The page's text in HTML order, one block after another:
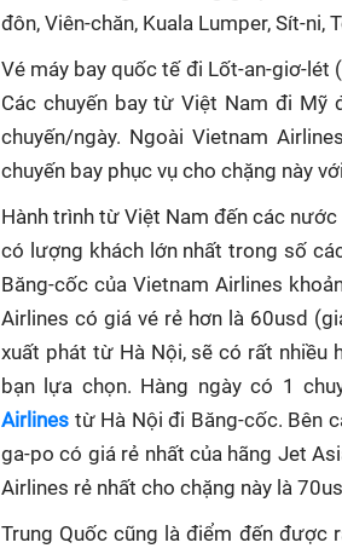
đôn, Viên-chăn, Kuala Lumper, Sít-ni,
Vé máy bay quốc tế đi Lốt-an-giơ-lét
Các chuyến bay từ Việt Nam đi Mỹ
chuyến/ngày. Ngoài Vietnam
chuyến bay phục vụ cho chặng này
Hành trình từ Việt Nam đến các
có lượng khách lớn nhất trong số
Băng-cốc của Vietnam Airlines
Airlines có giá vé rẻ hơn là 60usd
xuất phát từ Hà Nội, sẽ có rất nhiều
bạn lựa chọn. Hàng ngày có 1
Airlines từ Hà Nội đi Băng-cốc. Bên
ga-po có giá rẻ nhất của hãng Jet
Airlines rẻ nhất cho chặng này là
Trung Quốc cũng là điểm đến được